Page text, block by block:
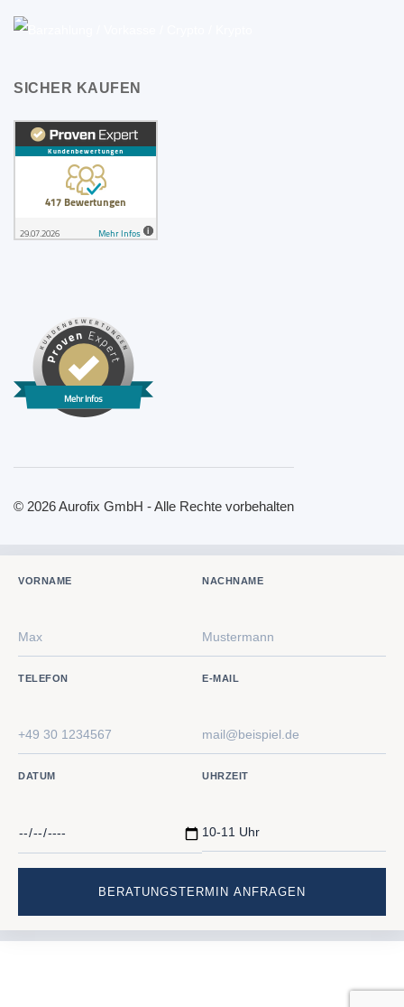
SICHER KAUFEN
Mehr Infos
© 2026 Aurofix GmbH - Alle Rechte vorbehalten
VORNAME NACHNAME
TELEFON E-MAIL
DATUM UHRZEIT